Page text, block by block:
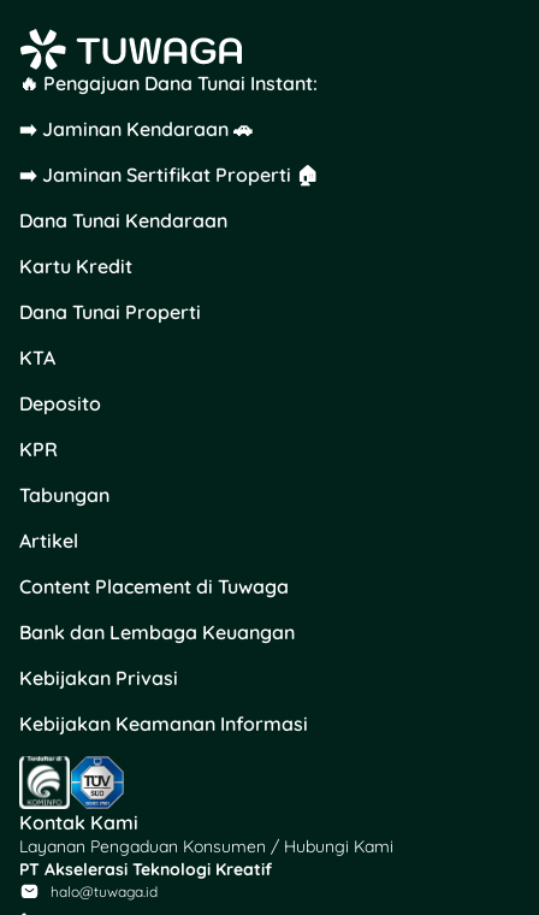
🔥 Pengajuan Dana Tunai Instant:
➡️ Jaminan Kendaraan 🚗
➡️ Jaminan Sertifikat Properti 🏠
Dana Tunai Kendaraan
Kartu Kredit
Dana Tunai Properti
KTA
Deposito
KPR
Tabungan
Artikel
Content Placement di Tuwaga
Bank dan Lembaga Keuangan
Kebijakan Privasi
Kebijakan Keamanan Informasi
Kontak Kami
Layanan Pengaduan Konsumen / Hubungi Kami
PT Akselerasi Teknologi Kreatif
halo@tuwaga.id